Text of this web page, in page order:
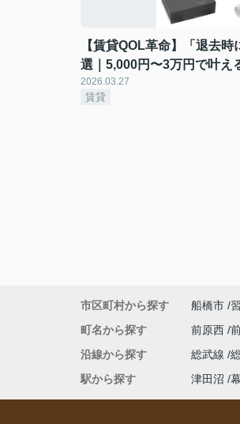
【賃貸QOL革命】「退去
選｜5,000円〜3万円で叶え
2026.03.27
賃貸
市区町村から探す 船橋市
町名から探す
前原西
沿線から探す
総武線
駅から探す
津田沼